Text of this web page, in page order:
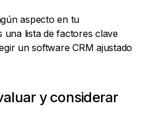
aspecto en tu
lista de factores clave
un software CRM ajustado
y considerar